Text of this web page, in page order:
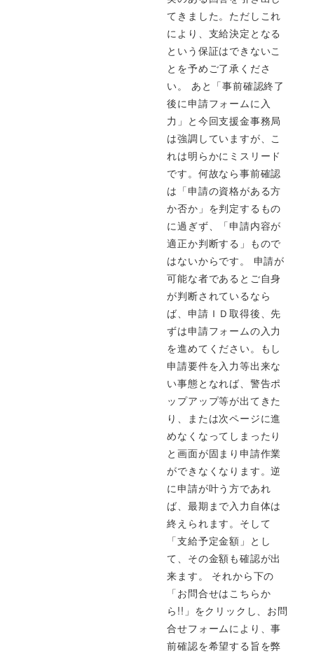
てきました。ただしこれ
により、支給決定となる
という保証はできないこ
とを予めご了承くださ
い。 あと「事前確認終了
後に申請フォームに入
力」と今回支援金事務局
は強調していますが、こ
れは明らかにミスリード
です。何故なら事前確認
は「申請の資格がある方
か否か」を判定するもの
に過ぎず、「申請内容が
適正か判断する」もので
はないからです。 申請が
可能な者であるとご自身
が判断されているなら
ば、申請ＩＤ取得後、先
ずは申請フォームの入力
を進めてください。もし
申請要件を入力等出来な
い事態となれば、警告ポ
ップアップ等が出てきた
り、または次ページに進
めなくなってしまったり
と画面が固まり申請作業
ができなくなります。逆
に申請が叶う方であれ
ば、最期まで入力自体は
終えられます。そして
「支給予定金額」とし
て、その金額も確認が出
来ます。 それから下の
「お問合せはこちらか
ら!!」をクリックし、お問
合せフォームにより、事
前確認を希望する旨を弊